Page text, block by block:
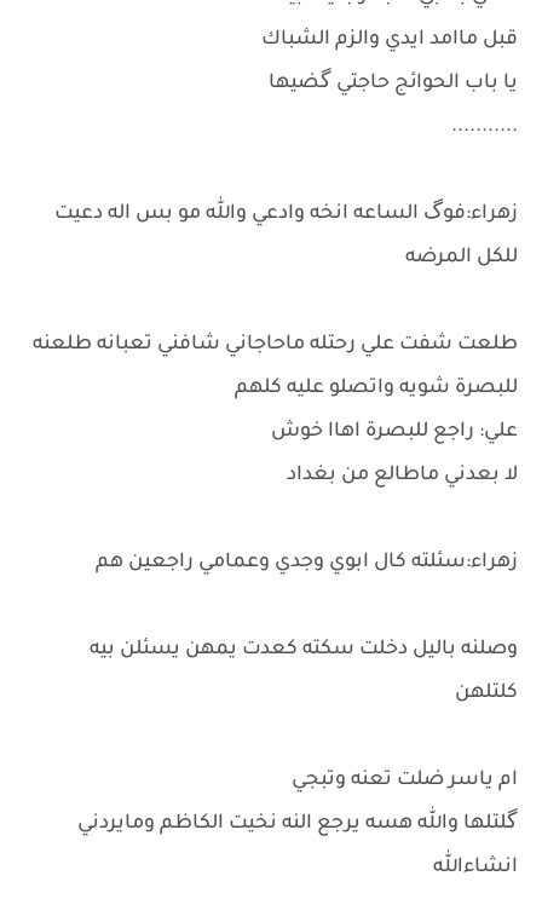
قبل ماامد ايدي والزم الشباك
يا باب الحوائج حاجتي گضيها
...........
زهراء:فوگ الساعه انخه وادعي والله مو بس اله دعيت
للكل المرضه
طلعت شفت علي رحتله ماحاجاني شافني تعبانه طلعنه
للبصرة شويه واتصلو عليه كلهم
علي: راجع للبصرة اهاا خوش
لا بعدني ماطالع من بغداد
زهراء:سئلته كال ابوي وجدي وعمامي راجعين هم
وصلنه باليل دخلت سكته كعدت يمهن يسئلن بيه
كلتلهن
ام ياسر ضلت تعنه وتبجي
گلتلها والله هسه يرجع النه نخيت الكاظم ومايردني
انشاءالله